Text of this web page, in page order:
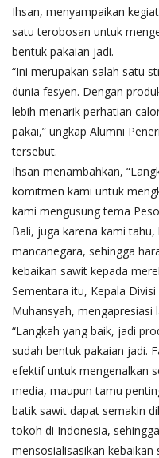
Ihsan, menyampaikan
satu terobosan untuk
bentuk pakaian jadi.
“Ini merupakan salah satu
dunia fesyen. Dengan
lebih menarik perhatian
pakai,” ungkap Alumni
tersebut.
Ihsan menambahkan,
komitmen kami untuk
kami mengusung tema
Bali, juga karena kami
mancanegara, sehingga
kebaikan sawit kepada
Sementara itu, Kepala
Muhansyah, mengapresiasi
“Langkah yang baik, jadi
sudah bentuk pakaian jadi.
efektif untuk mengenalkan
media, maupun tamu
batik sawit dapat semakin
tokoh di Indonesia,
mensosialisasikan kebaikan